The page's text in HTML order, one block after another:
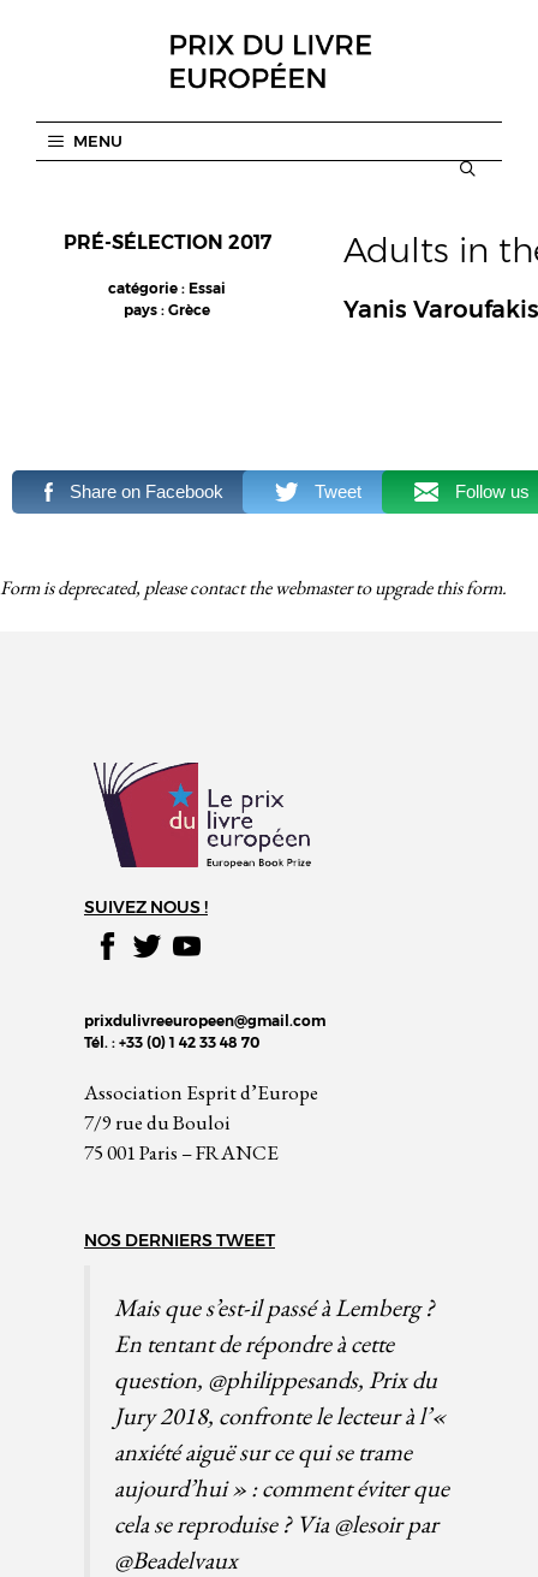
MENU
PRÉ-SÉLECTION 2017
catégorie : Essai
pays : Grèce
Adults in
Yanis Varoufakis
Share on Facebook Tweet Follow us
Form is deprecated, please contact the webmaster toupgradethis form.
SUIVEZ NOUS !
prixdulivreeuropeen@gmail.com
Tél. : +33 (0) 1 42 33 48 70
Association Esprit d’Europe
7/9 rue du Bouloi
75 001 Paris – FRANCE
NOS DERNIERS TWEET
Mais que s’est-il passé à Lemberg ?
En tentant de répondre à cette
question, @philippesands, Prix du
Jury 2018, confronte le lecteur à l’«
anxiété aiguë sur ce qui se trame
aujourd’hui » : comment éviter que
cela se reproduise ? Via@lesoirpar
@Beadelvaux